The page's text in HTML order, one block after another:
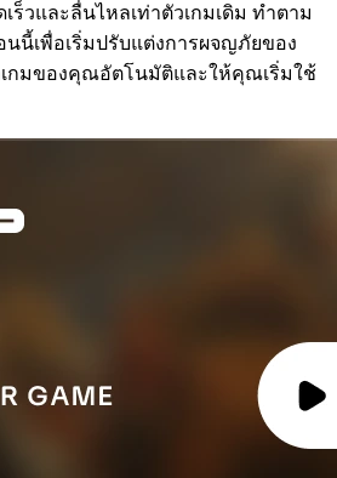
ร็วและลื่นไหลเท่าตัวเกมเดิม ทำตาม
นี้เพื่อเริ่มปรับแต่งการผจญภัยของ
เกมของคุณอัตโนมัติและให้คุณเริ่มใช้